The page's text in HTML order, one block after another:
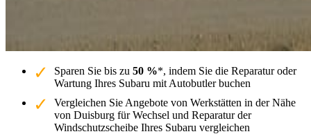
Sparen Sie bis zu 50 %*, indem Sie die Reparatur oder
Wartung Ihres Subaru mit Autobutler buchen
Vergleichen Sie Angebote von Werkstätten in der Nähe
von Duisburg für Wechsel und Reparatur der
Windschutzscheibe Ihres Subaru vergleichen